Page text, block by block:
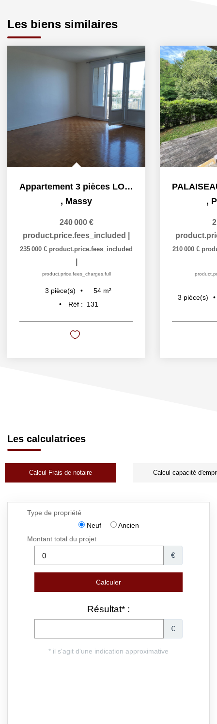
Les biens similaires
Appartement 3 pièces LOUE
, Massy
240 000 €
product.price.fees_included
235 000 € product.price.fees_included
product.price.fees_charges.full
3 pièce(s) 54 m²
Réf :
131
,
210 000 €
3 pièce(s)
Les calculatrices
Calcul Frais de notaire Calcul capacité